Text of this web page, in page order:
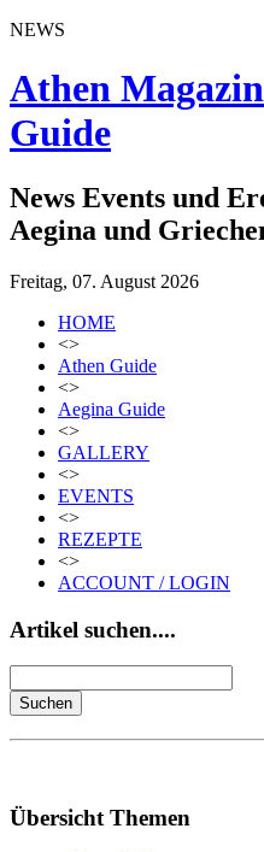
NEWS
Athen
Guide
News Events und
Aegina und
Freitag, 07. August 2026
HOME
<>
Athen Guide
<>
Aegina Guide
<>
GALLERY
<>
EVENTS
<>
REZEPTE
<>
ACCOUNT / LOGIN
Artikel suchen....
Übersicht Themen